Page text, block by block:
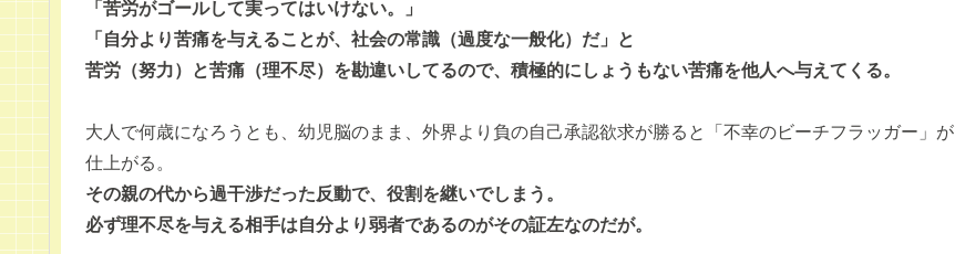
「苦労がゴールして実ってはいけない。」
「自分より苦痛を与えることが、社会の常識（過度な一般化）だ」と
苦労（努力）と苦痛（理不尽）を勘違いしてるので、積極的にしょうもない苦痛を他人へ与えてくる。
大人で何歳になろうとも、幼児脳のまま、外界より負の自己承認欲求が勝ると「不幸のビーチフラッガー」が
仕上がる。
その親の代から過干渉だった反動で、役割を継いでしまう。
必ず理不尽を与える相手は自分より弱者であるのがその証左なのだが。